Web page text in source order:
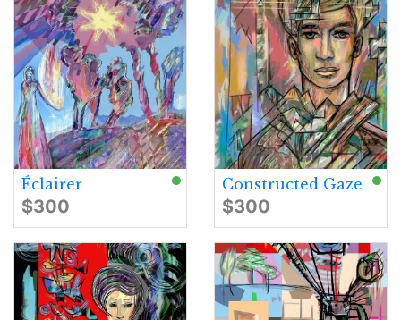
Éclairer
$300
Constructed Gaze
$300